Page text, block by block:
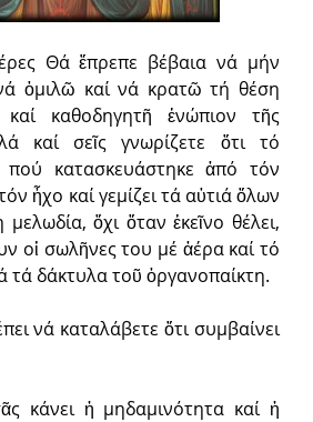
Θά ἔπρεπε βέβαια νά μήν
ὁμιλῶ καί νά κρατῶ τή θέση
καθοδηγητῆ ἐνώπιον τῆς
καί σεῖς γνωρίζετε ὅτι τό
πού κατασκευάστηκε ἀπό τόν
ἦχο καί γεμίζει τά αὐτιά ὅλων
ὄχι ὅταν ἐκεῖνο θέλει,
οἱ σωλῆνες του μέ ἀέρα καί τό
τά δάκτυλα τοῦ ὀργανοπαίκτη.
νά καταλάβετε ὅτι συμβαίνει
κάνει ἡ μηδαμινότητα καί ἡ